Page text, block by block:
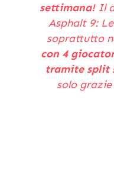
settimana!Il
Asphalt 9:
soprattutto
con 4
tramite split
solo